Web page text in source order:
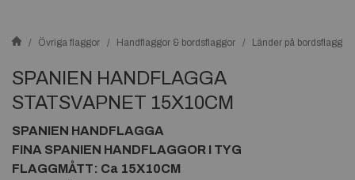
Övriga flaggor Handflaggor & bordsflaggor Länder på
SPANIEN HANDFLAGGA
STATSVAPNET 15X10CM
SPANIEN HANDFLAGGA
FINA SPANIEN HANDFLAGGOR I TYG
FLAGGMÅTT: Ca 15X10CM